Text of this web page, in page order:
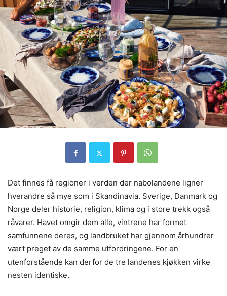
Det finnes få regioner i verden der nabolandene ligner
hverandre så mye som i Skandinavia. Sverige, Danmark og
Norge deler historie, religion, klima og i store trekk også
råvarer. Havet omgir dem alle, vintrene har formet
samfunnene deres, og landbruket har gjennom århundrer
vært preget av de samme utfordringene. For en
utenforstående kan derfor de tre landenes kjøkken virke
nesten identiske.